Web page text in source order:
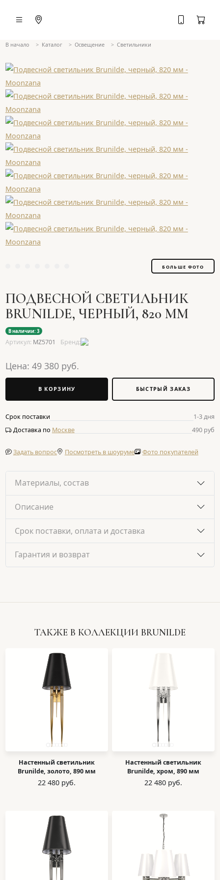
В начало Каталог Освещение Светильники
БОЛЬШЕ ФОТО
ПОДВЕСНОЙ СВЕТИЛЬНИК
BRUNILDE, ЧЕРНЫЙ, 820 ММ
В наличии: 3
Артикул: MZ5701 Бренд:
Цена: 49 380руб.
В КОРЗИНУ БЫСТРЫЙ ЗАКАЗ
Срок поставки
1-3 дня
Доставка по Москве 490 руб
Задать вопрос Посмотреть в шоуруме Фото покупателей
Материалы, состав
Описание
Срок поставки, оплата и доставка
Гарантия и возврат
ТАКЖЕ В КОЛЛЕКЦИИ BRUNILDE
Настенный светильник
Brunilde, золото, 890 мм
22 480 руб.
Настенный светильник
Brunilde, хром, 890 мм
22 480 руб.